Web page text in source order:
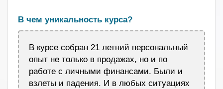
В чем уникальность курса?
В курсе собран 21 летний персональный
опыт не только в продажах, но и по
работе с личными финансами. Были и
взлеты и падения. И в любых ситуациях